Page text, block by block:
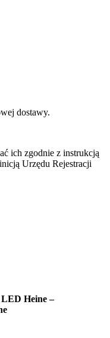
dostawy.
ich zgodnie z instrukcją
Urzędu Rejestracji
Heine –